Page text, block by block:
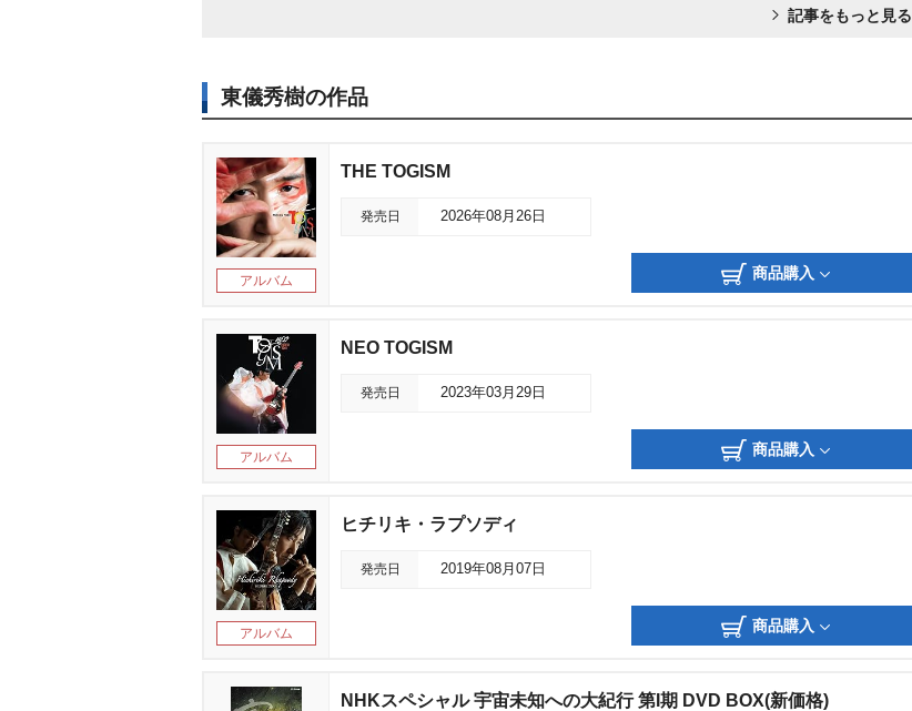
記事をもっと見る
東儀秀樹の作品
アルバム
THE TOGISM
発売日 2026年08月26日
商品購入
アルバム
NEO TOGISM
発売日 2023年03月29日
商品購入
アルバム
ヒチリキ・ラプソディ
発売日 2019年08月07日
商品購入
NHKスペシャル 宇宙未知への大紀行 第I期 DVD BOX(新価格)